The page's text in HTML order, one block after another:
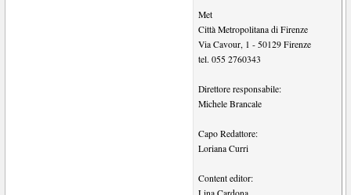
Met
Città Metropolitana di Firenze
Via Cavour, 1 - 50129 Firenze
tel. 055 2760343
Direttore responsabile:
Michele Brancale
Capo Redattore:
Loriana Curri
Content editor: